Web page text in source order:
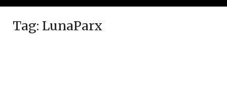
Tag: LunaParx